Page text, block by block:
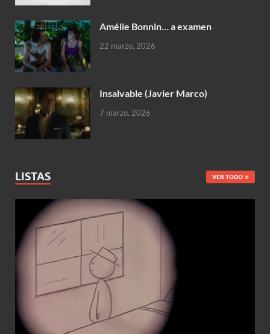
Amélie Bonnin… a examen
22 marzo, 2026
Insalvable (Javier Marco)
7 marzo, 2026
LISTAS VER TODO